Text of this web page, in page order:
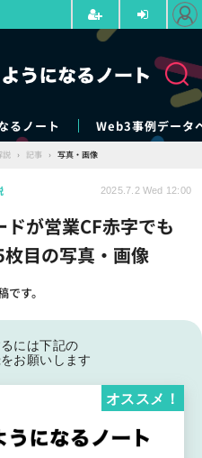
るノート Web3事例データ
説 › 記事 › 写真・画像
が営業CF赤字でも
目の写真・画像
す。
2025.7.2 Wed 12:00
には下記の
お願いします
オススメ！